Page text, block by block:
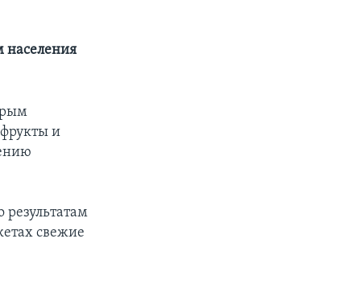
населения
и
результатам
свежие